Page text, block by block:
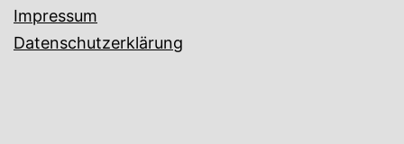
Impressum
Datenschutzerklärung